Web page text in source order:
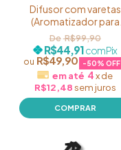
Difusor com varetas
(Aromatizador para
ambientes) 250ml -
Cheirinho JM 3.0
R$49,90 -50% OFF
R$99,90
R$44,91comPix
4xde
R$12,48sem juros